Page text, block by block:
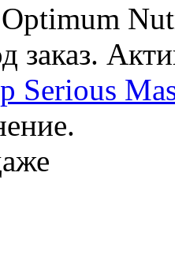
Optimum
заказ.
Serious